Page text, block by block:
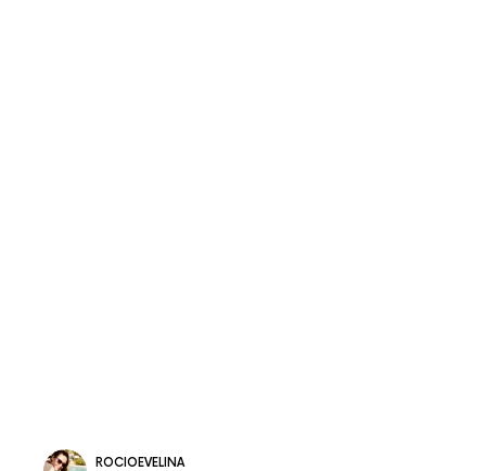
ROCIOEVELINA